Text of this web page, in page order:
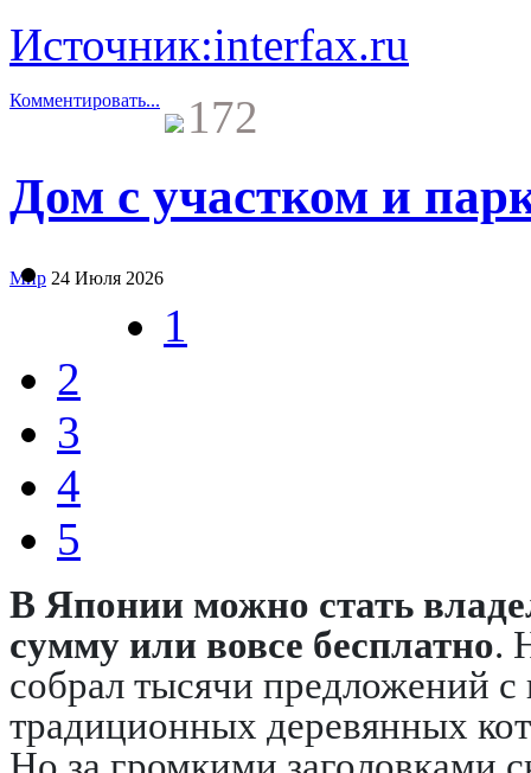
Источник:interfax.ru
Комментировать... 172
Дом с участком и
Мир 24 Июля 2026
1
2
3
4
5
В Японии можно стать
сумму или вовсе бесплатно.
собрал тысячи предложений
традиционных деревянных